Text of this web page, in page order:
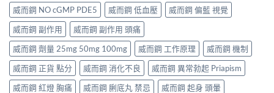
威而鋼 NO cGMP PDE5
威而鋼 低血壓
威而鋼 偏藍 視覺
威而鋼 副作用
威而鋼 副作用 頭痛
威而鋼 劑量 25mg 50mg 100mg
威而鋼 工作原理
威而鋼 機制
威而鋼 正貨 點分
威而鋼 消化不良
威而鋼 異常勃起 Priapism
威而鋼 紅燈 胸痛
威而鋼 脷底丸 禁忌
威而鋼 起身 頭暈